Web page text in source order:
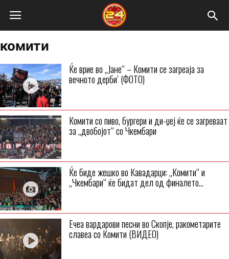
комити
Ќе врие во „Јане“ – Комити се загреаја за
вечното дерби’ (ФОТО)
Комити со пиво, бургери и ди-џеј ќе се загреваат
за „двобојот“ со Чкембари
Ќе биде жешко во Кавадарци: „Комити“ и
„Чкембари“ ќе бидат дел од финалето...
Ечеа вардарови песни во Скопје, ракометарите
славеа со Комити (ВИДЕО)